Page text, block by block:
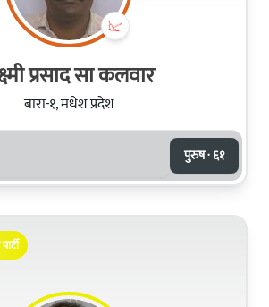
प्रसाद सा कलवार
बारा-१, मधेश प्रदेश
पुरुष · ६१